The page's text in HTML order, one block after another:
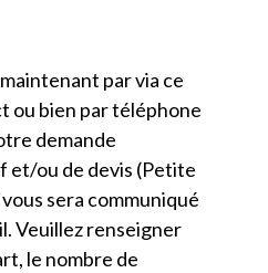
par via ce
ou bien par téléphone
demande
et/ou de devis (Petite
sera communiqué
Veuillez renseigner
le nombre de